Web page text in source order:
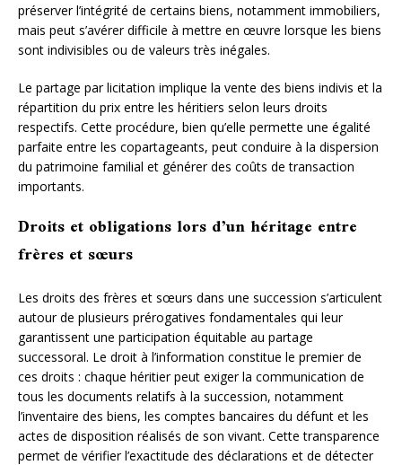
préserver l’intégrité de certains biens, notamment immobiliers,
mais peut s’avérer difficile à mettre en œuvre lorsque les biens
sont indivisibles ou de valeurs très inégales.
Le partage par licitation implique la vente des biens indivis et la
répartition du prix entre les héritiers selon leurs droits
respectifs. Cette procédure, bien qu’elle permette une égalité
parfaite entre les copartageants, peut conduire à la dispersion
du patrimoine familial et générer des coûts de transaction
importants.
Droits et obligations lors d’un héritage entre
frères et sœurs
Les droits des frères et sœurs dans une succession s’articulent
autour de plusieurs prérogatives fondamentales qui leur
garantissent une participation équitable au partage
successoral. Le droit à l’information constitue le premier de
ces droits : chaque héritier peut exiger la communication de
tous les documents relatifs à la succession, notamment
l’inventaire des biens, les comptes bancaires du défunt et les
actes de disposition réalisés de son vivant. Cette transparence
permet de vérifier l’exactitude des déclarations et de détecter